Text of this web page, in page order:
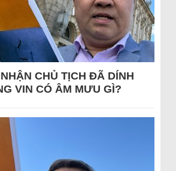
CHỦ TỊCH ĐÃ DÍNH
VIN CÓ ÂM MƯU GÌ?